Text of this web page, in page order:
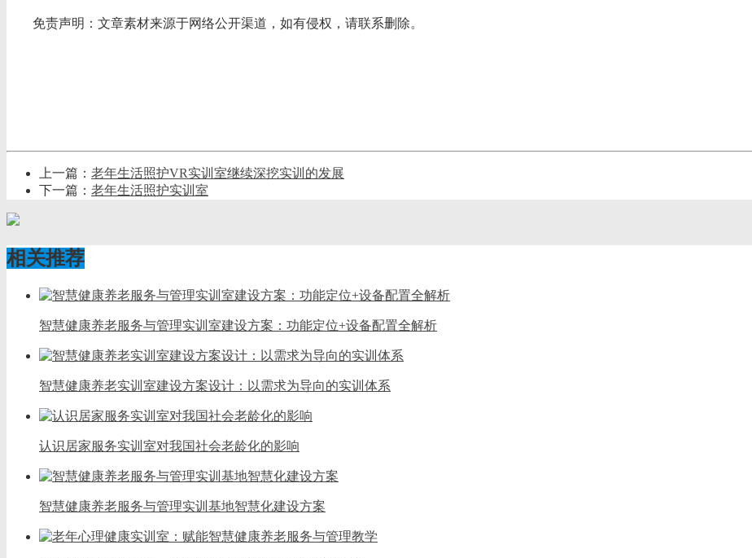
免责声明：文章素材来源于网络公开渠道，如有侵权，请联系删除。
上一篇： 老年生活照护VR实训室继续深挖实训的发展
下一篇： 老年生活照护实训室
相关推荐
智慧健康养老服务与管理实训室建设方案：功能定位+设备配置全解析
智慧健康养老实训室建设方案设计：以需求为导向的实训体系
认识居家服务实训室对我国社会老龄化的影响
智慧健康养老服务与管理实训基地智慧化建设方案